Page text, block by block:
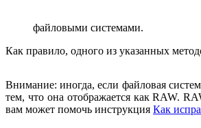
файловыми системами.
Как правило, одного из указанных
Внимание: иногда, если файловая
тем, что она отображается как RAW.
вам может помочь инструкция Как